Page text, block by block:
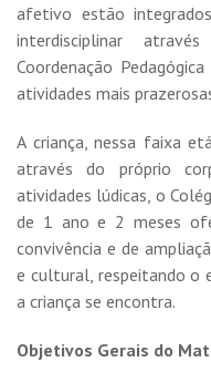
afetivo estão
interdisciplinar
Coordenação
atividades mais
A criança, nessa faixa
através do próprio
atividades lúdicas, o
de 1 ano e 2 meses
convivência e de
e cultural, respeitando o
a criança se encontra.
Objetivos Gerais do